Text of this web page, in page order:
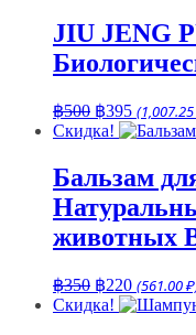
JIU JENG
฿500
цена
฿395Текущая
цена:
Скидка!
Бальзам
животных
฿350
цена
฿220Текущая
цена:
(561.00
Скидка!